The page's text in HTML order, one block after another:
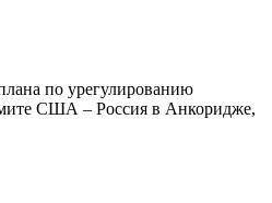
по урегулированию
США – Россия в Анкоридже,